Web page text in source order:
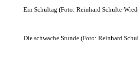
Ein Schultag (Foto: Reinhard Schulte-
Die schwache Stunde (Foto: Reinhard